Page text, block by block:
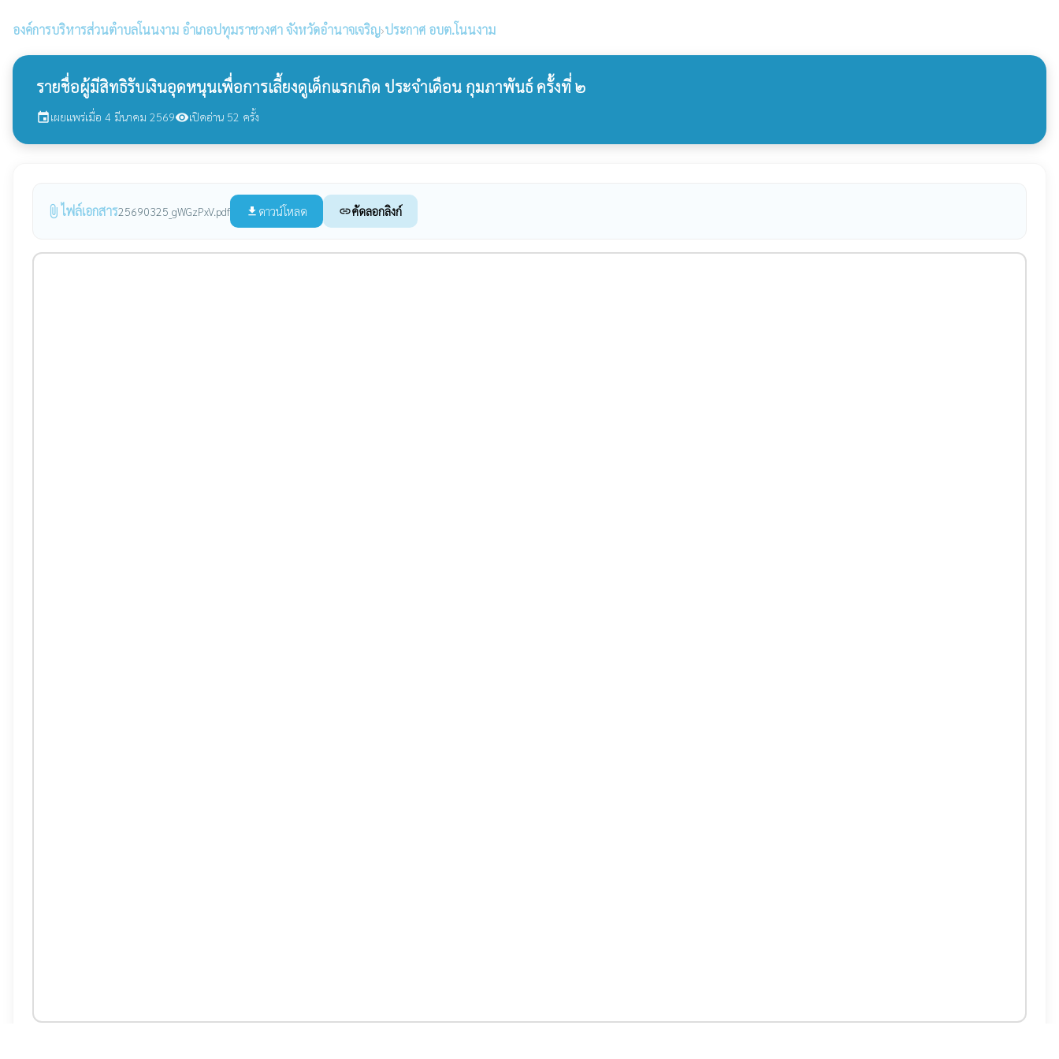
องค์การบริหารส่วนตำบลโนนงาม อำเภอปทุมราชวงศา จังหวัดอำนาจเจริญ›ประกาศ อบต.โนนงาม
รายชื่อผู้มีสิทธิรับเงินอุดหนุนเพื่อการเลี้ยงดูเด็กแรกเกิด ประจำเดือน กุมภาพันธ์ ครั้งที่ ๒
eventเผยแพร่เมื่อ 4 มีนาคม 2569visibilityเปิดอ่าน 52 ครั้ง
attach_file ไฟล์เอกสาร25690325_gWGzPxV.pdf file_download ดาวน์โหลด linkคัดลอกลิงก์